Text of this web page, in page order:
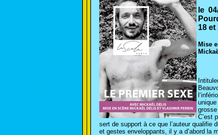
le
18 et
Mise
C’est
sert de support à ce que l’auteur
et gestes enveloppants, il y a d’abord la